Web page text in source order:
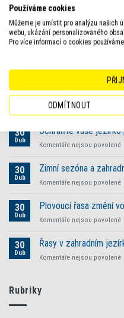
Derniers articles
Úno
Snadná péče o
Tetra
Komentáře nejsou povolené
30
Dub
Ochraňte vaše jezírko
Komentáře nejsou povolenéu
s
30
Dub
Zimní sezóna a
Komentáře nejsou povolenéu
s
a
30
Dub
Plovoucí řasa změní
Komentáře nejsou povolenéu
s
30
Dub
Řasy v zahradním
Komentáře nejsou povolenéu
Rubriky
Používáme cookies
Můžeme je umístit pro analýzu našich
webu, ukázání personalizovaného
Pro více informací o cookies
ODMÍTNOUT